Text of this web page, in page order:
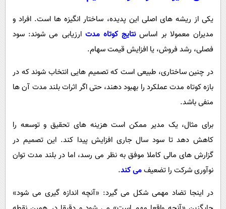
یکی از ریشه های اصلی این پدیده، ساختار انگیزه ها است. افراد و
مدیران معمولا بر اساسنتایج کوتاه مدت ارزیابی می شوند: سود
فصلی، رشد فروش، یا افزایش قیمت سهام.
در چنین ساختاری، طبیعی است که تصمیم هایی انتخاب شوند که در
بازه کوتاه مدت عملکرد را بهبود دهند، حتی اگر اثرات بلند مدت آن ها
منفی باشد.
برای مثال، یک مدیر ممکن است هزینه های تحقیق و توسعه را
کاهش دهد تا سود سال جاری افزایش پیدا کند. این تصمیم در
گزارش های مالی کاملا موفق به نظر می رسد، اما در بلند مدت توان
نوآوری شرکت را تضعیفمی کند.
در اینجا تضاد مهمی شکل می گیرد: «آنچه اندازه گیری می شود»